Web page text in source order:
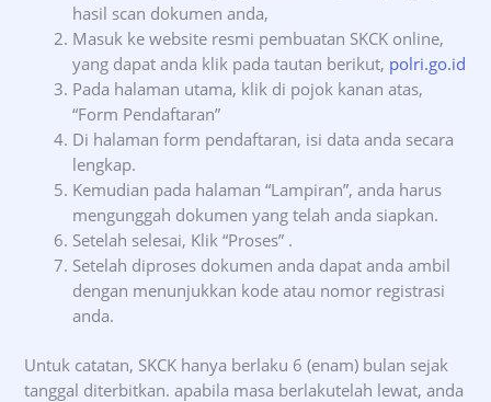
hasil scan dokumen anda,
Masuk ke website resmi pembuatan SKCK online,
yang dapat anda klik pada tautan berikut, polri.go.id
Pada halaman utama, klik di pojok kanan atas,
“Form Pendaftaran”
Di halaman form pendaftaran, isi data anda secara
lengkap.
Kemudian pada halaman “Lampiran”, anda harus
mengunggah dokumen yang telah anda siapkan.
Setelah selesai, Klik “Proses” .
Setelah diproses dokumen anda dapat anda ambil
dengan menunjukkan kode atau nomor registrasi
anda.
Untuk catatan, SKCK hanya berlaku 6 (enam) bulan sejak
tanggal diterbitkan. apabila masa berlakutelah lewat, anda